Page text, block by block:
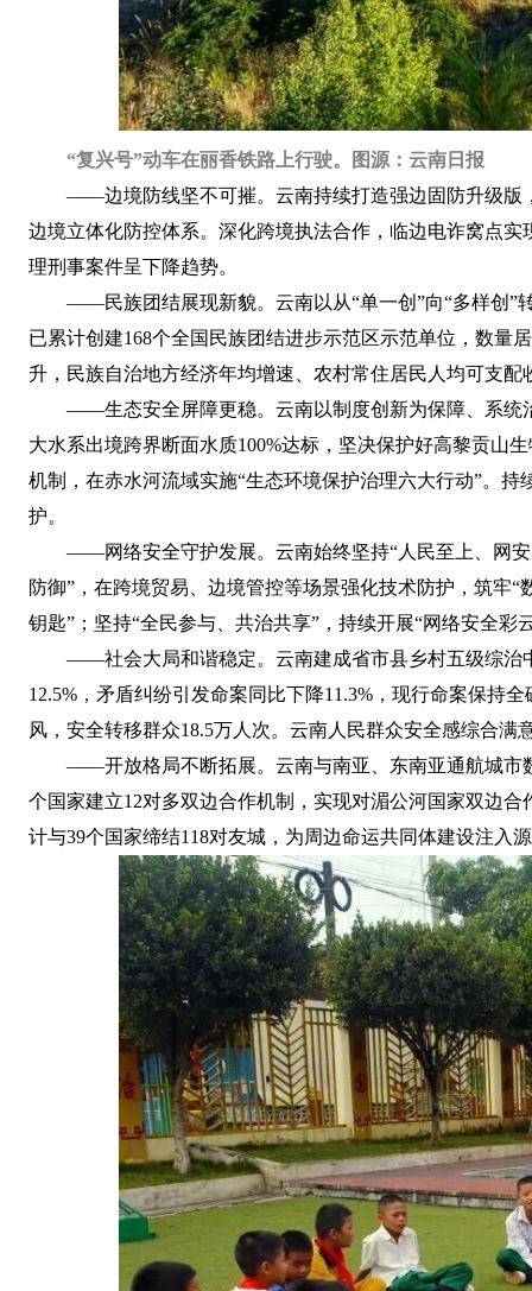
“复兴号”动车在丽香铁路上行驶。图源：云南日报
——边境防线坚不可摧。云南持续打造强边固防升级版
边境立体化防控体系。深化跨境执法合作，临边电诈窝点
理刑事案件呈下降趋势。
——民族团结展现新貌。云南以从“单一创”向“多样创”
已累计创建168个全国民族团结进步示范区示范单位，数量
升，民族自治地方经济年均增速、农村常住居民人均可支配
——生态安全屏障更稳。云南以制度创新为保障、系统
大水系出境跨界断面水质100%达标，坚决保护好高黎贡山
机制，在赤水河流域实施“生态环境保护治理六大行动”。
护。
——网络安全守护发展。云南始终坚持“人民至上、网
防御”，在跨境贸易、边境管控等场景强化技术防护，筑牢
钥匙”；坚持“全民参与、共治共享”，持续开展“网络安全
——社会大局和谐稳定。云南建成省市县乡村五级综治
12.5%，矛盾纠纷引发命案同比下降11.3%，现行命案保持
风，安全转移群众18.5万人次。云南人民群众安全感综合满
——开放格局不断拓展。云南与南亚、东南亚通航城市
个国家建立12对多双边合作机制，实现对湄公河国家双边
计与39个国家缔结118对友城，为周边命运共同体建设注入